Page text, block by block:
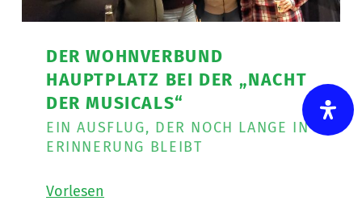
DER WOHNVERBUND
HAUPTPLATZ BEI DER „NACHT
DER MUSICALS“
EIN AUSFLUG, DER NOCH LANGE IN
ERINNERUNG BLEIBT
Vorlesen